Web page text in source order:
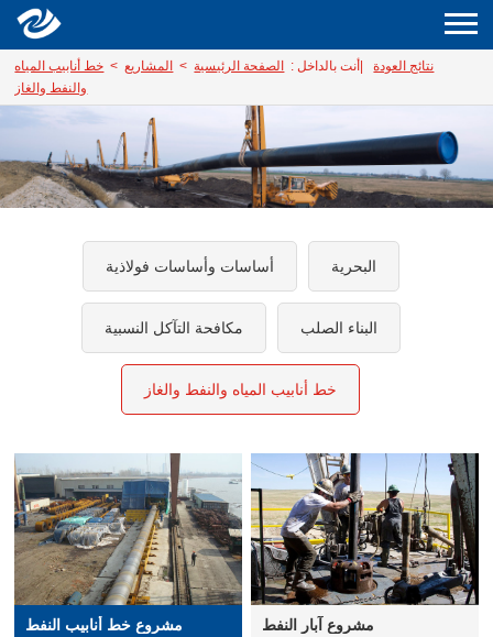
نتائج العودة| أنت بالداخل : الصفحة الرئيسية > المشاريع> خط أنابيب المياه
والنفط والغاز
أساسات وأساسات فولاذية البحرية
مكافحة التآكل النسبية البناء الصلب
خط أنابيب المياه والنفط والغاز
مشروع خط أنابيب النفط مشروع آبار النفط